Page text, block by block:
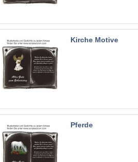
Kirche Motive
Pferde